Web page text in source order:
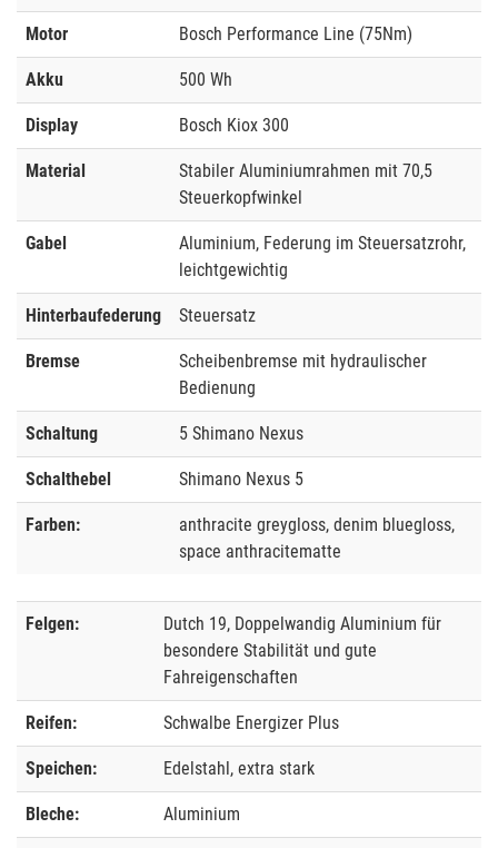
Motor Bosch Performance Line (75Nm)
Akku 500 Wh
Display Bosch Kiox 300
Material
Stabiler Aluminiumrahmen mit 70,5
Steuerkopfwinkel
Gabel
Aluminium, Federung im Steuersatzrohr,
leichtgewichtig
Hinterbaufederung Steuersatz
Bremse
Scheibenbremse mit hydraulischer
Bedienung
Schaltung 5 Shimano Nexus
Schalthebel Shimano Nexus 5
Farben:
anthracite greygloss, denim bluegloss,
space anthracitematte
Felgen:
Dutch 19, Doppelwandig Aluminium für
besondere Stabilität und gute
Fahreigenschaften
Reifen: Schwalbe Energizer Plus
Speichen: Edelstahl, extra stark
Bleche: Aluminium